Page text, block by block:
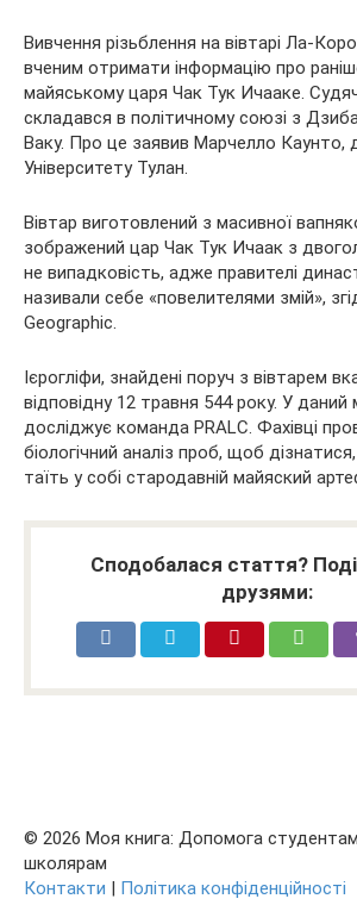
Вивчення різьблення на вівтарі Ла-
вченим отримати інформацію про
майяському царя Чак Тук Ичааке.
складався в політичному союзі з
Ваку. Про це заявив Марчелло Каунто,
Університету Тулан.
Вівтар виготовлений з масивної
зображений цар Чак Тук Ичаак з
не випадковість, адже правителі
називали себе «повелителями змій»,
Geographic.
Ієрогліфи, знайдені поруч з вівтарем
відповідну 12 травня 544 року. У даний
досліджує команда PRALC. Фахівці
біологічний аналіз проб, щоб
таїть у собі стародавній майяский
Сподобалася стаття?
друзями:
© 2026 Моя книга: Допомога
школярам
Контакти | Політика конфіденційності